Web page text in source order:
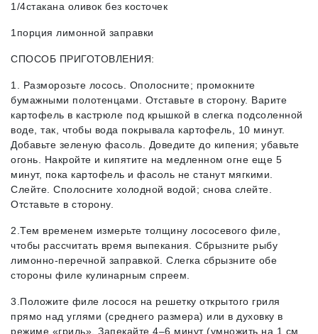
1/4стакана оливок без косточек
1порция лимонной заправки
СПОСОБ ПРИГОТОВЛЕНИЯ:
1. Разморозьте лосось. Ополосните; промокните
бумажными полотенцами. Отставьте в сторону. Варите
картофель в кастрюле под крышкой в слегка подсоленной
воде, так, чтобы вода покрывала картофель, 10 минут.
Добавьте зеленую фасоль. Доведите до кипения; убавьте
огонь. Накройте и кипятите на медленном огне еще 5
минут, пока картофель и фасоль не станут мягкими.
Слейте. Сполосните холодной водой; снова слейте.
Отставьте в сторону.
2.Тем временем измерьте толщину лососевого филе,
чтобы рассчитать время выпекания. Сбрызните рыбу
лимонно-перечной заправкой. Слегка сбрызните обе
стороны филе кулинарным спреем.
3.Положите филе лосося на решетку открытого гриля
прямо над углями (среднего размера) или в духовку в
режиме «гриль». Запекайте 4–6 минут (умножить на 1 см